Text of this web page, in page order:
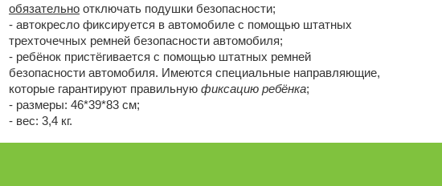
обязательно отключать подушки безопасности;
- автокресло фиксируется в автомобиле с помощью штатных
трехточечных ремней безопасности автомобиля;
- ребёнок пристёгивается с помощью штатных ремней
безопасности автомобиля. Имеются специальные направляющие,
которые гарантируют правильную фиксацию ребёнка;
- размеры: 46*39*83 см;
- вес: 3,4 кг.